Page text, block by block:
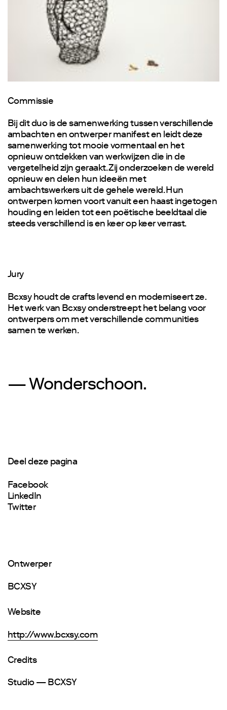
Commissie
Bij dit duo is de samenwerking tussen verschillende
ambachten en ontwerper manifest en leidt deze
samenwerking tot mooie vormentaal en het
opnieuw ontdekken van werkwijzen die in de
vergetelheid zijn geraakt. Zij onderzoeken de wereld
opnieuw en delen hun ideeën met
ambachtswerkers uit de gehele wereld. Hun
ontwerpen komen voort vanuit een haast ingetogen
houding en leiden tot een poëtische beeldtaal die
steeds verschillend is en keer op keer verrast.
Jury
Bcxsy houdt de crafts levend en moderniseert ze.
Het werk van Bcxsy onderstreept het belang voor
ontwerpers om met verschillende communities
samen te werken.
— Wonderschoon.
Deel deze pagina
Facebook
LinkedIn
Twitter
Ontwerper
BCXSY
Website
http://www.bcxsy.com
Credits
Studio — BCXSY